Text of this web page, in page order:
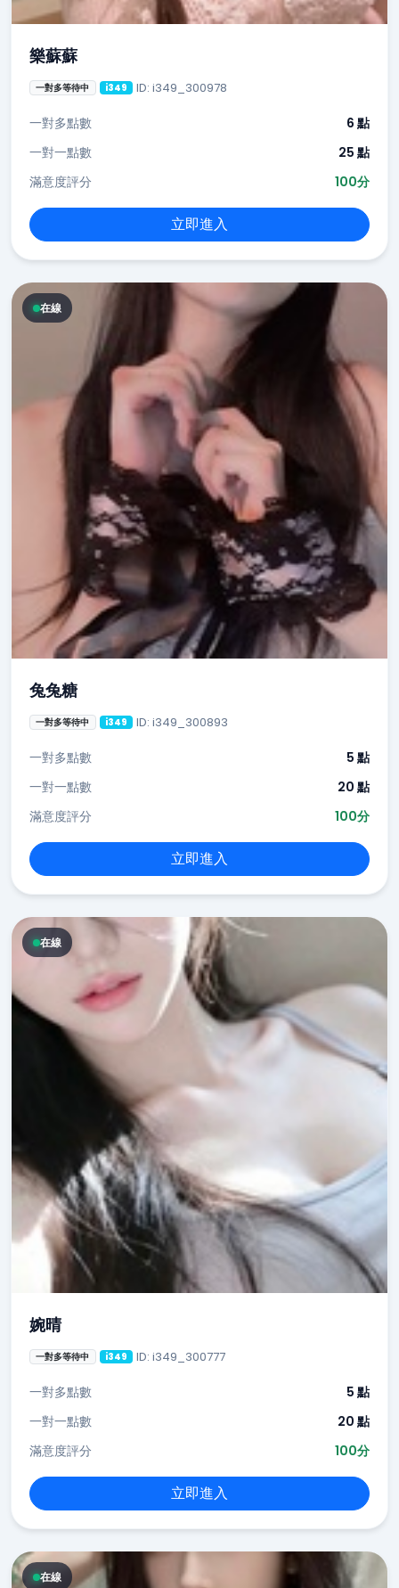
樂蘇蘇
一對多等待中 i349 ID: i349_300978
一對多點數
6 點
一對一點數
25 點
滿意度評分
100分
立即進入
在線
兔兔糖
一對多等待中 i349 ID: i349_300893
一對多點數
5 點
一對一點數
20 點
滿意度評分
100分
立即進入
在線
婉晴
一對多等待中 i349 ID: i349_300777
一對多點數
5 點
一對一點數
20 點
滿意度評分
100分
立即進入
在線